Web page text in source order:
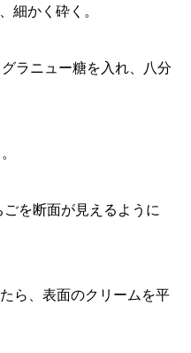
細かく砕く。
ラニュー糖を入れ、八分
を断面が見えるように
ら、表面のクリームを平